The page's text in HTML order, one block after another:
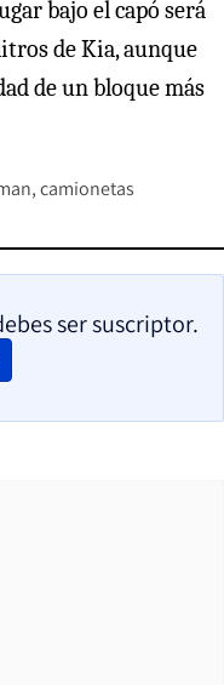
bajo el capó será
de Kia, aunque
de un bloque más
camionetas
ser suscriptor.
WINDOW